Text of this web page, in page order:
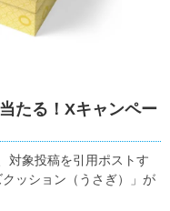
たる！Xキャンペー
対象投稿を引用ポストす
ッション（うさぎ）」が